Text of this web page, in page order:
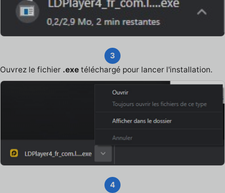
3
Ouvrez le fichier .exe téléchargé pour lancer l'installation.
4